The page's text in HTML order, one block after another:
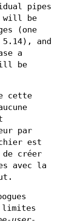
pipes
will be
(one
5.14), and
a
be
cette
par
est
de créer
avec la
limites